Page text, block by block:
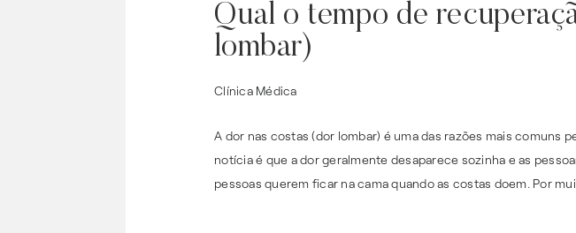
Qual o tempo de
lombar)
Clínica Médica
A dor nas costas (dor lombar) é uma das razões mais comuns
notícia é que a dor geralmente desaparece sozinha e as
pessoas querem ficar na cama quando as costas doem. Por